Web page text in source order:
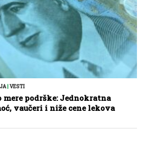
| VESTI
mere podrške: Jednokratna
vaučeri i niže cene lekova